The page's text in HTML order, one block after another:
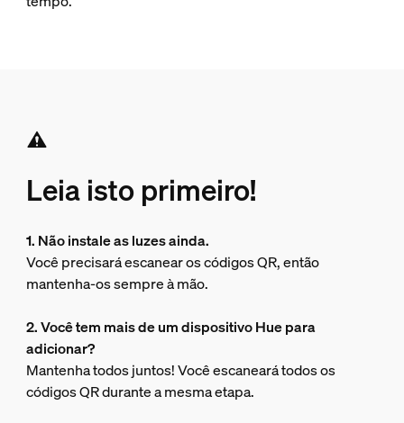
Leia isto primeiro!
1. Não instale as luzes ainda.
Você precisará escanear os códigos QR, então
mantenha-os sempre à mão.
2. Você tem mais de um dispositivo Hue para
adicionar?
Mantenha todos juntos! Você escaneará todos os
códigos QR durante a mesma etapa.